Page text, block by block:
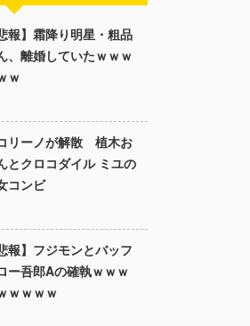
報】霜降り明星・粗品
、離婚していたｗｗｗ
ｗ
リーノが解散 植木お
とクロコダイル ミユの
コンビ
報】フジモンとバッフ
ー吾郎Aの確執ｗｗｗ
ｗｗｗｗ